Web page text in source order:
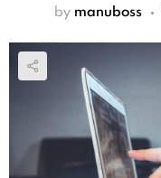
by manuboss